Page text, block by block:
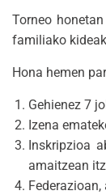
Torneo
familiako
Hona hemen
Gehienez 7
Izena
Inskripzioa
amaitzean